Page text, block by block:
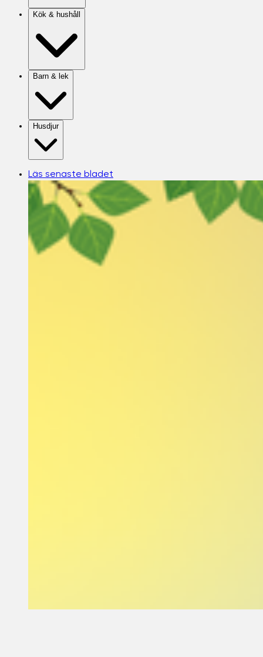
Kök & hushåll
Barn & lek
Husdjur
Läs senaste bladet